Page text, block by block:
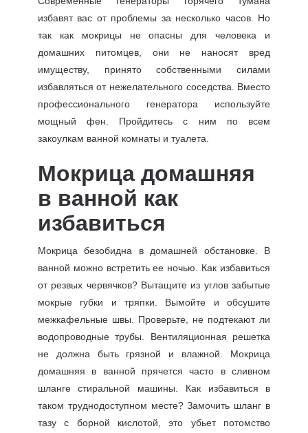
избавят вас от проблемы за несколько часов. Но
так как мокрицы не опасны для человека и
домашних питомцев, они не наносят вред
имуществу, принято собственными силами
избавляться от нежелательного соседства. Вместо
профессионального генератора используйте
мощный фен. Пройдитесь с ним по всем
закоулкам ванной комнаты и туалета.
Мокрица домашняя
в ванной как
избавиться
Мокрица безобидна в домашней обстановке. В
ванной можно встретить ее ночью. Как избавиться
от резвых червячков? Вытащите из углов забытые
мокрые губки и тряпки. Вымойте и обсушите
межкафельные швы. Проверьте, не подтекают ли
водопроводные трубы. Вентиляционная решетка
не должна быть грязной и влажной. Мокрица
домашняя в ванной прячется часто в сливном
шланге стиральной машины. Как избавиться в
таком труднодоступном месте? Замочить шланг в
тазу с борной кислотой, это убьет потомство